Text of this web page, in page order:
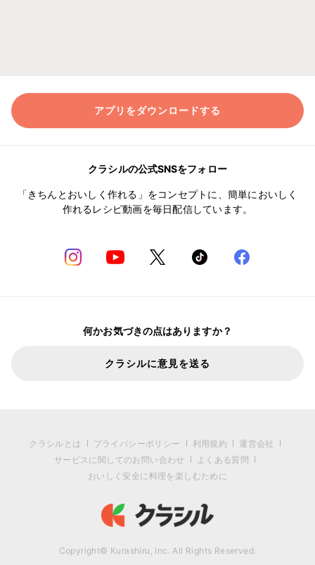
アプリをダウンロードする
クラシルの公式SNSをフォロー
「きちんとおいしく作れる」をコンセプトに、簡単においしく
作れるレシピ動画を毎日配信しています。
何かお気づきの点はありますか？
クラシルに意見を送る
クラシルとは プライバシーポリシー 利用規約
運営会社
サービスに関してのお問い合わせ
よくある質問
おいしく安全に料理を楽しむために
Copyright© Kurashiru, Inc. All Rights Reserved.